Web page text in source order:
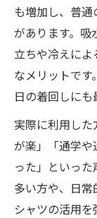
も増加し、普
があります。吸
立ちや冷えに
なメリットで
日の着回しにも
実際に利用し
が楽」「通学
った」といっ
多い方や、日
シャツの活用を